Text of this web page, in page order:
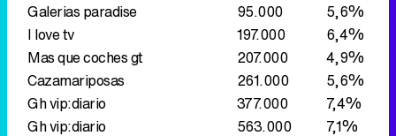
Galerias paradise
95.000
5,6%
I love tv
197.000
6,4%
Mas que coches gt
207.000
4,9%
Cazamariposas
261.000
5,6%
Gh vip:diario
377.000
7,4%
Gh vip:diario
563.000 7,1%